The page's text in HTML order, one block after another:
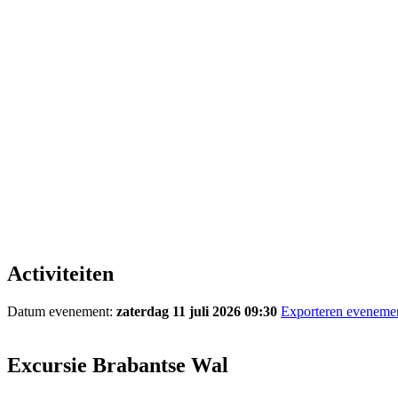
Activiteiten
Datum evenement: zaterdag 11 juli 2026 09:30 Exporteren
Excursie Brabantse Wal